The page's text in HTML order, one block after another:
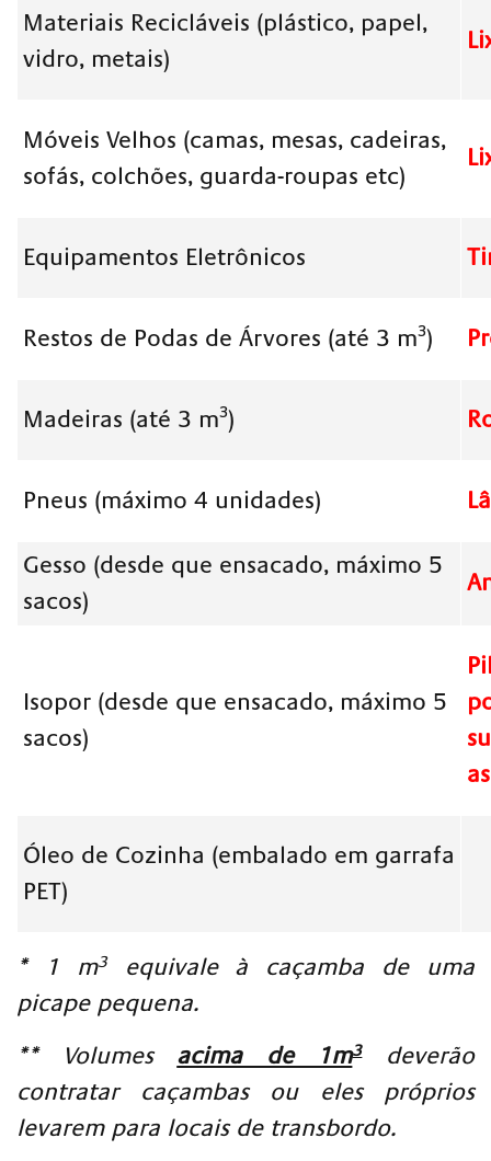
Materiais Recicláveis (plástico, papel,
vidro, metais)
Móveis Velhos (camas, mesas, cadeiras,
sofás, colchões, guarda-roupas etc)
Equipamentos Eletrônicos
Restos de Podas de Árvores (até 3 m³)
Madeiras (até 3 m³)
Pneus (máximo 4 unidades)
Gesso (desde que ensacado, máximo 5
sacos)
Isopor (desde que ensacado, máximo 5
sacos)
Óleo de Cozinha (embalado em garrafa
PET)
* 1 m3equivale à caçamba de uma
picape pequena.
** Volumes acima de 1m3
deverão
contratar caçambas ou eles próprios
levarem para locais de transbordo.